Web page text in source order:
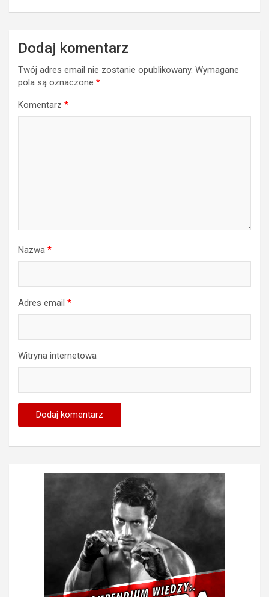
Dodaj komentarz
Twój adres email nie zostanie opublikowany. Wymagane
pola są oznaczone *
Komentarz *
Nazwa *
Adres email *
Witryna internetowa